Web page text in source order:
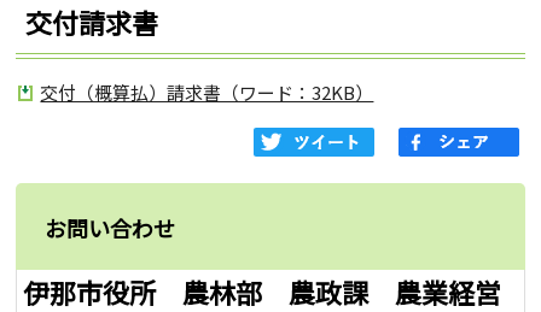
交付請求書
交付（概算払）請求書（ワード：32KB）
お問い合わせ
伊那市役所 農林部 農政課 農業経営